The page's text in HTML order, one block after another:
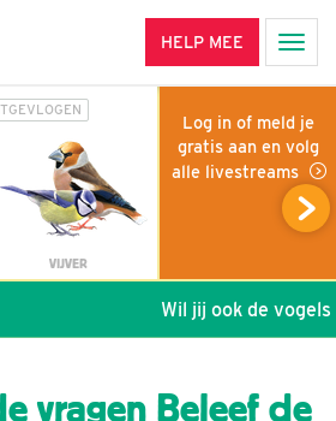
HELP MEE
VIJVER
Log in of meld je
gratis aan en volg
alle livestreams
Wil jij ook de
vragen Beleef de